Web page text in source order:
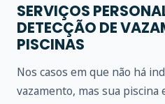
SERVIÇOS
DETECÇÃO DE
PISCINAS
Nos casos em que não há
vazamento, mas sua piscina